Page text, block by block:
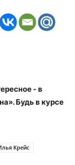
- в
Будь в курсе
Крейс